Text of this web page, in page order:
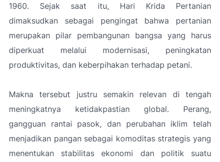
1960. Sejak saat itu, Hari Krida Pertanian
dimaksudkan sebagai pengingat bahwa pertanian
merupakan pilar pembangunan bangsa yang harus
diperkuat melalui modernisasi, peningkatan
produktivitas, dan keberpihakan terhadap petani.
Makna tersebut justru semakin relevan di tengah
meningkatnya ketidakpastian global. Perang,
gangguan rantai pasok, dan perubahan iklim telah
menjadikan pangan sebagai komoditas strategis yang
menentukan stabilitas ekonomi dan politik suatu